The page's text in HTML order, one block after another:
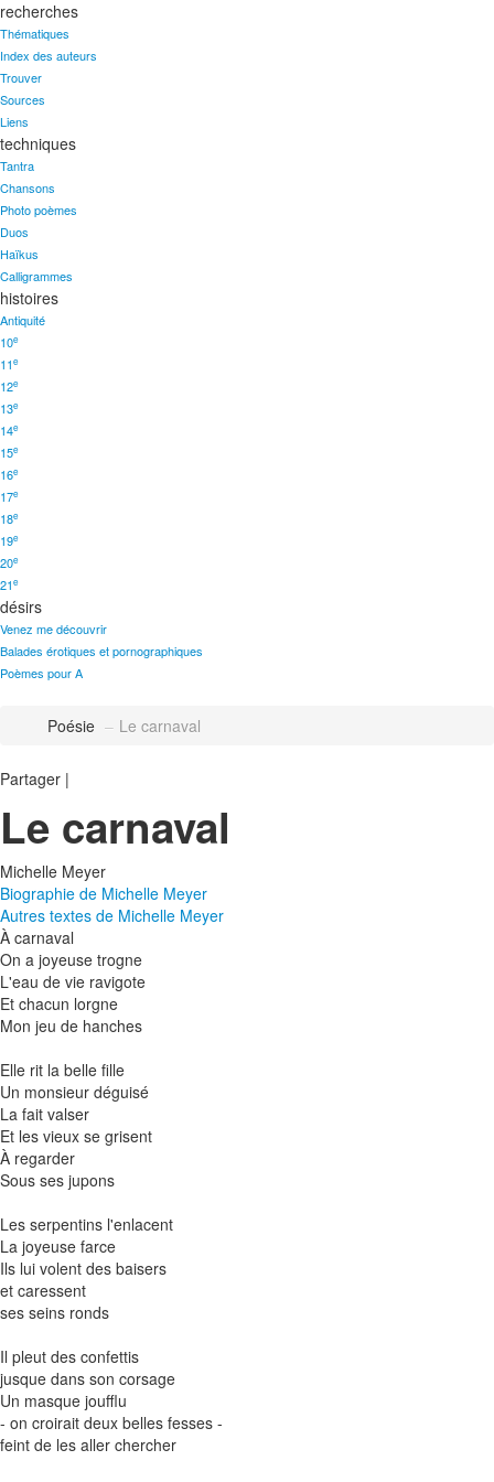
recherches
Thématiques
Index des auteurs
Trouver
Sources
Liens
techniques
Tantra
Chansons
Photo poèmes
Duos
Haïkus
Calligrammes
histoires
Antiquité
10e
11e
12e
13e
14e
15e
16e
17e
18e
19e
20e
21e
désirs
Venez me découvrir
Balades érotiques et pornographiques
Poèmes pour A
Poésie – Le carnaval
Partager |
Le carnaval
Michelle Meyer
Biographie de Michelle Meyer
Autres textes de Michelle Meyer
À carnaval
On a joyeuse trogne
L'eau de vie ravigote
Et chacun lorgne
Mon jeu de hanches
Elle rit la belle fille
Un monsieur déguisé
La fait valser
Et les vieux se grisent
À regarder
Sous ses jupons
Les serpentins l'enlacent
La joyeuse farce
Ils lui volent des baisers
et caressent
ses seins ronds
Il pleut des confettis
jusque dans son corsage
Un masque joufflu
- on croirait deux belles fesses -
feint de les aller chercher